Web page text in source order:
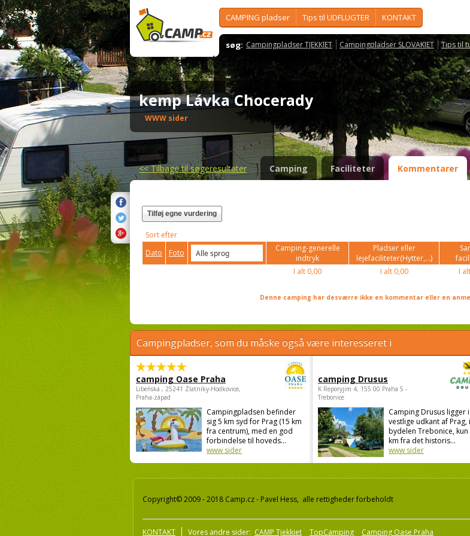
CAMPING pladser Tips til UDFLUGTER KONTAKT
søg: Campingpladser TJEKKIET Campingpladser SLOVAKIET Tips til
kemp Lávka Chocerady
WWW sider
<<Tilbage til søgeresultater Camping Faciliteter Kommentarer
Tilføj egne vurdering
Sort efter
Dato
Foto
Camping-generelle
indtryk
Pladser eller
lejefaciliteter(Hytter,...)
I alt 0,00 I alt0,00 I alt
Denne camping har desværre ikke en kommentar eller en
Campingpladser, som du måske også være interesseret i
camping Oase Praha
Libeňská , 25241 Zlatníky-Hodkovice,
Praha-západ
Campingpladsen befinder
sig 5 km syd for Prag (15 km
fra centrum), med en god
forbindelse til hoveds...
www sider
camping Drusus
K Reporyjim 4, 155 00 Praha 5 -
Trebonice
Camping Drusus ligger
vestlige udkant af Prag, i
bydelen Trebonice, kun
km fra det historis...
www sider
Copyright© 2009 - 2018 Camp.cz - Pavel Hess, alle rettigheder forbeholdt
KONTAKT Vores andre sider: CAMP Tjekkiet TopCamping Camping Oase Praha